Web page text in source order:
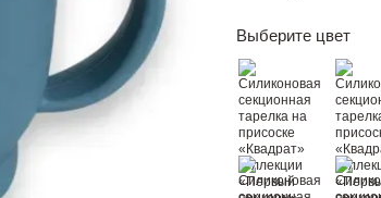
Выберите цвет